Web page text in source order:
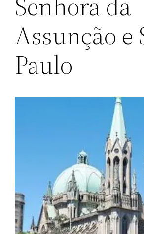
Assunção e
Paulo